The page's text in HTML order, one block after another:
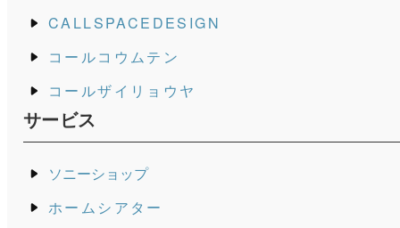
CALLSPACEDESIGN
コールコウムテン
コールザイリョウヤ
サービス
ソニーショップ
ホームシアター